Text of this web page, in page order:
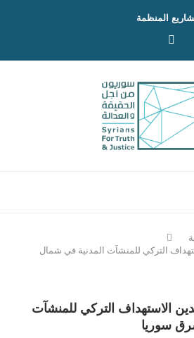
المنظمة
التركي للمنشآت المدنية في شمال
الاستهداف التركي للمنشآت
سوريا